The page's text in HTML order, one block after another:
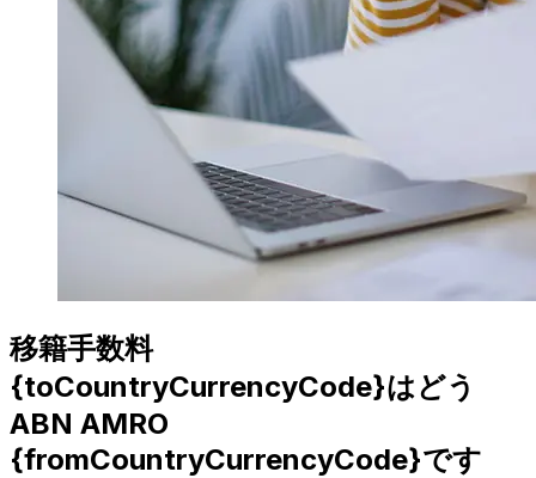
移籍手数料
{toCountryCurrencyCode}はどう
ABN AMRO
{fromCountryCurrencyCode}です